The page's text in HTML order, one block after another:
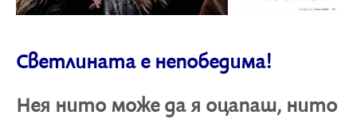
Светлината е непобедима!
Нея нито може да я оцапаш, нито